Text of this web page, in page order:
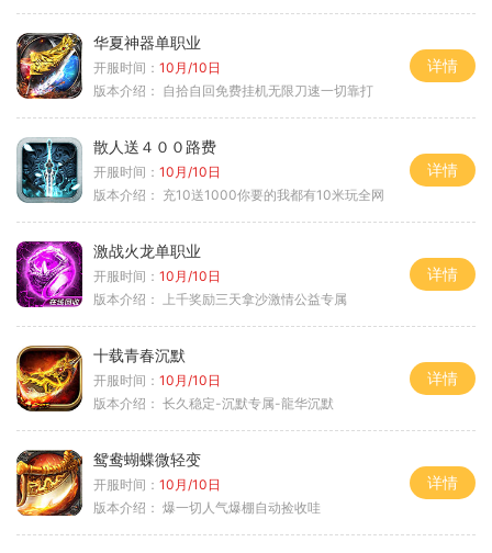
华夏神器单职业
开服时间： 10月/10日
版本介绍： 自拾自回免费挂机无限刀速一切靠打
详情
散人送４００路费
开服时间： 10月/10日
版本介绍： 充10送1000你要的我都有10米玩全网
详情
激战火龙单职业
开服时间： 10月/10日
版本介绍：
上千奖励三天拿沙激情公益专属
详情
十载青春沉默
开服时间： 10月/10日
版本介绍： 长久稳定-沉默专属-龍华沉默
详情
鸳鸯蝴蝶微轻变
开服时间： 10月/10日
版本介绍： 爆一切人气爆棚自动捡收哇
详情